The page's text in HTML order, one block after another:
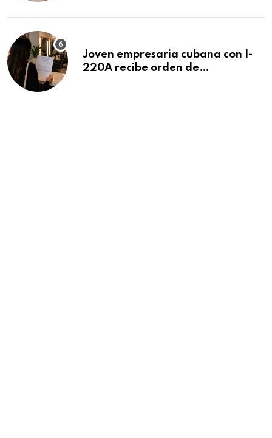
Joven empresaria cubana con I-
220A recibe orden de